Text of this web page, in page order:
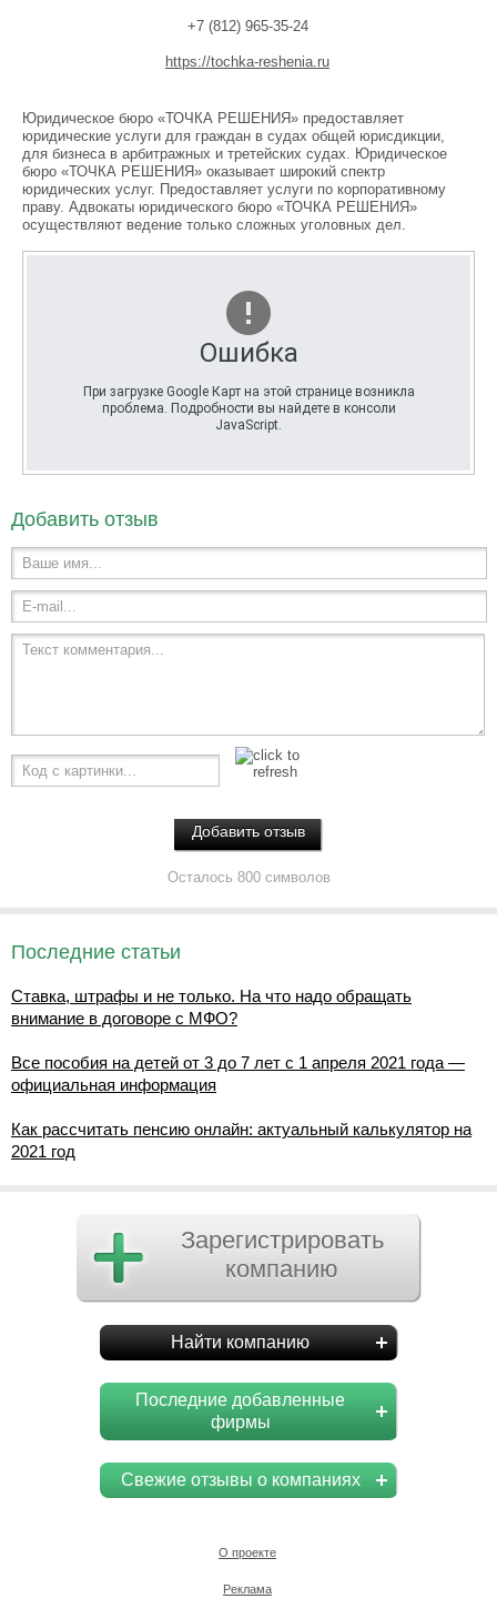
+7 (812) 965-35-24
https://tochka-reshenia.ru
Юридическое бюро «ТОЧКА РЕШЕНИЯ» предоставляет
юридические услуги для граждан в судах общей юрисдикции,
для бизнеса в арбитражных и третейских судах. Юридическое
бюро «ТОЧКА РЕШЕНИЯ» оказывает широкий спектр
юридических услуг. Предоставляет услуги по корпоративному
праву. Адвокаты юридического бюро «ТОЧКА РЕШЕНИЯ»
осуществляют ведение только сложных уголовных дел.
Ошибка
При загрузке Google Карт на этой странице возникла
проблема. Подробности вы найдете в консоли
JavaScript.
Добавить отзыв
Ваше имя...
E-mail...
Текст комментария...
Код с картинки...
Осталось 800 символов
Последние статьи
Ставка, штрафы и не только. На что надо обращать
внимание в договоре с МФО?
Все пособия на детей от 3 до 7 лет с 1 апреля 2021 года —
официальная информация
Как рассчитать пенсию онлайн: актуальный калькулятор на
2021 год
Зарегистрировать
компанию
Найти компанию
Последние добавленные
фирмы
Свежие отзывы о компаниях
О проекте
Реклама